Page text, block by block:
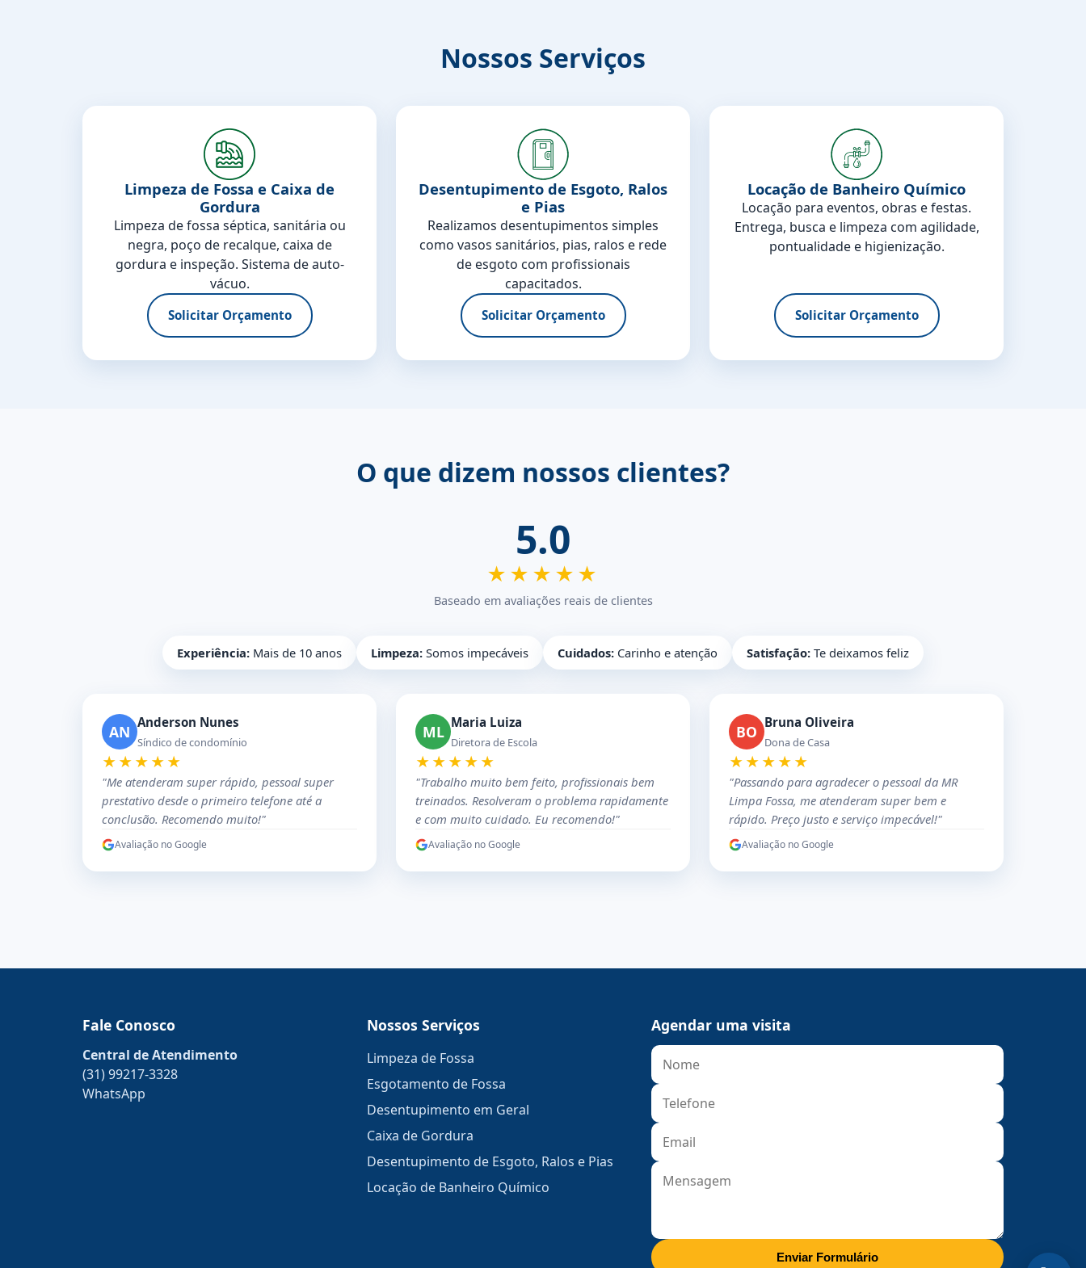
Nossos Serviços
Limpeza de Fossa e Caixa de
Gordura
Limpeza de fossa séptica, sanitária ou
negra, poço de recalque, caixa de
gordura e inspeção. Sistema de auto-
vácuo.
Solicitar Orçamento
Desentupimento de Esgoto, Ralos
e Pias
Realizamos desentupimentos simples
como vasos sanitários, pias, ralos e rede
de esgoto com profissionais
capacitados.
Solicitar Orçamento
Locação de Banheiro Químico
Locação para eventos, obras e festas.
Entrega, busca e limpeza com agilidade,
pontualidade e higienização.
Solicitar Orçamento
O que dizem nossos clientes?
5.0
★★★★★
Baseado em avaliações reais de clientes
Experiência: Mais de 10 anos Limpeza: Somos impecáveis Cuidados: Carinho e atenção Satisfação: Te deixamos feliz
AN Anderson Nunes
Síndico de condomínio
★★★★★
"Me atenderam super rápido, pessoal super
prestativo desde o primeiro telefone até a
conclusão. Recomendo muito!"
Avaliação no Google
ML Maria Luiza
Diretora de Escola
★★★★★
"Trabalho muito bem feito, profissionais bem
treinados. Resolveram o problema rapidamente
e com muito cuidado. Eu recomendo!"
Avaliação no Google
BO Bruna Oliveira
Dona de Casa
★★★★★
"Passando para agradecer o pessoal da MR
Limpa Fossa, me atenderam super bem e
rápido. Preço justo e serviço impecável!"
Avaliação no Google
Fale Conosco
Central de Atendimento
(31) 99217-3328
WhatsApp
Nossos Serviços
Limpeza de Fossa
Esgotamento de Fossa
Desentupimento em Geral
Caixa de Gordura
Desentupimento de Esgoto, Ralos e Pias
Locação de Banheiro Químico
Agendar uma visita
Enviar Formulário